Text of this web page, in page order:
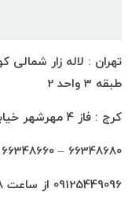
تهران : لاله زار
طبقه 3 واحد 2
کرج : فاز 4 مهرشهر خیابان 411 شرقی پلاک 114 واحد 1
66348680 – 66348660 تماس از 8 صبح تا 6 شب
09125449096 از ساعت 8 صبح تا 10 شب